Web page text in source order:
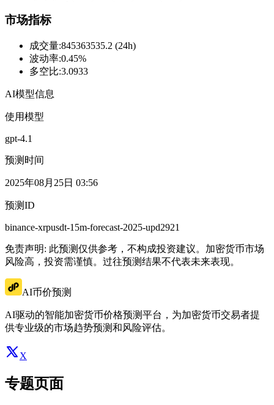
市场指标
成交量:845363535.2 (24h)
波动率:0.45%
多空比:3.0933
AI模型信息
使用模型
gpt-4.1
预测时间
2025年08月25日 03:56
预测ID
binance-xrpusdt-15m-forecast-2025-upd2921
免责声明: 此预测仅供参考，不构成投资建议。加密货币市场
风险高，投资需谨慎。过往预测结果不代表未来表现。
AI币价预测
AI驱动的智能加密货币价格预测平台，为加密货币交易者提
供专业级的市场趋势预测和风险评估。
X
专题页面